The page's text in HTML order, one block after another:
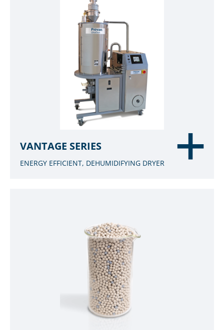
VANTAGE SERIES
ENERGY EFFICIENT, DEHUMIDIFYING DRYER